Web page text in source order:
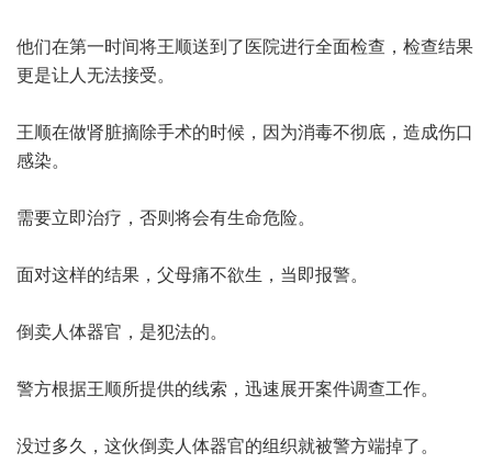
他们在第一时间将王顺送到了医院进行全面检查，检查结果
更是让人无法接受。
王顺在做肾脏摘除手术的时候，因为消毒不彻底，造成伤口
感染。
需要立即治疗，否则将会有生命危险。
面对这样的结果，父母痛不欲生，当即报警。
倒卖人体器官，是犯法的。
警方根据王顺所提供的线索，迅速展开案件调查工作。
没过多久，这伙倒卖人体器官的组织就被警方端掉了。